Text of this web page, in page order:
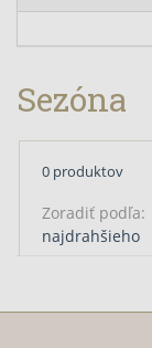
Sezóna
0 produktov
Zoradiť podľa:
najdrahšieho